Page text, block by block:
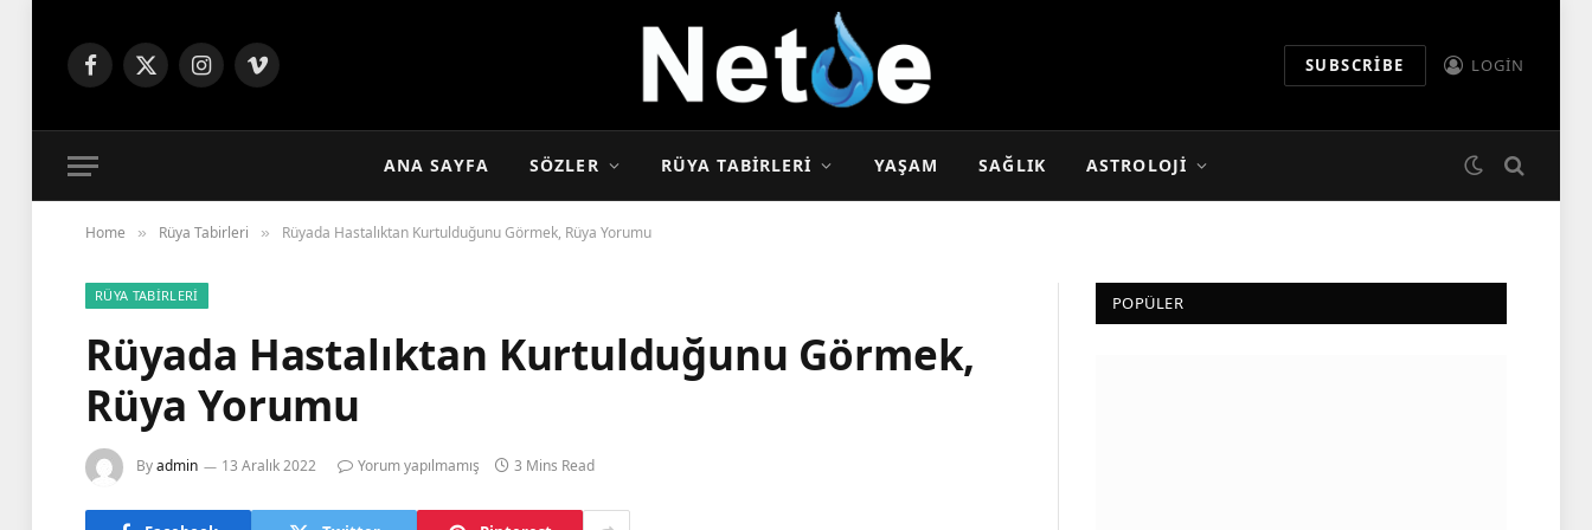
Facebook
X
Instagram
Vimeo SUBSCRIBE LOGIN
ANA SAYFA SÖZLER RÜYA TABIRLERI YAŞAM SAĞLIK ASTROLOJI
Home » Rüya Tabirleri » Rüyada Hastalıktan Kurtulduğunu Görmek, Rüya Yorumu
RÜYA TABIRLERI
Rüyada Hastalıktan Kurtulduğunu Görmek,
Rüya Yorumu
Byadmin 13 Aralık 2022 Yorum yapılmamış 3 Mins Read
POPÜLER